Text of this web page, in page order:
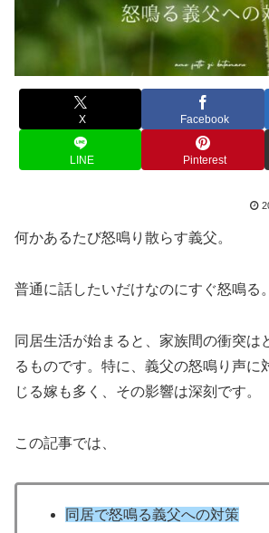
X Facebook
LINE Pinterest
何かあるたび怒鳴り散らす義父。
普通に話したいだけなのにすぐ怒鳴る。
同居生活が始まると、家族間の衝突は
るものです。特に、義父の怒鳴り声に
じる嫁も多く、その影響は深刻です。
この記事では、
同居で怒鳴る義父への対策